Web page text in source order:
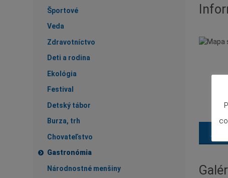
Športové
Veda
Zdravotníctvo
Deti a rodina
Ekológia
Festival
Detský tábor
Burza, trh
Chovateľstvo
Gastronómia
Národnostné menšiny